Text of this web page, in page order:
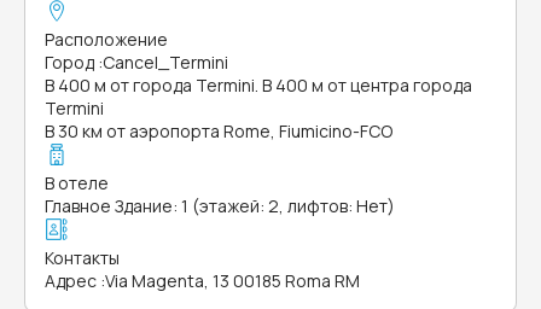
Расположение
Город :Cancel_Termini
В 400 м от города Termini. В 400 м от центра города
Termini
В 30 км от аэропорта Rome, Fiumicino-FCO
В отеле
Главное Здание: 1 (этажей: 2, лифтов: Нет)
Контакты
Адрес :Via Magenta, 13 00185 Roma RM